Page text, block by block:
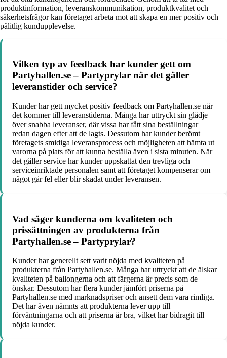
produktinformation, leveranskommunikation, produktkvalitet och
säkerhetsfrågor kan företaget arbeta mot att skapa en mer positiv och
pålitlig kundupplevelse.
Vilken typ av feedback har kunder gett om
Partyhallen.se – Partyprylar när det gäller
leveranstider och service?
Kunder har gett mycket positiv feedback om Partyhallen.se när
det kommer till leveranstiderna. Många har uttryckt sin glädje
över snabba leveranser, där vissa har fått sina beställningar
redan dagen efter att de lagts. Dessutom har kunder berömt
företagets smidiga leveransprocess och möjligheten att hämta ut
varorna på plats för att kunna beställa även i sista minuten. När
det gäller service har kunder uppskattat den trevliga och
serviceinriktade personalen samt att företaget kompenserar om
något går fel eller blir skadat under leveransen.
Vad säger kunderna om kvaliteten och
prissättningen av produkterna från
Partyhallen.se – Partyprylar?
Kunder har generellt sett varit nöjda med kvaliteten på
produkterna från Partyhallen.se. Många har uttryckt att de älskar
kvaliteten på ballongerna och att färgerna är precis som de
önskar. Dessutom har flera kunder jämfört priserna på
Partyhallen.se med marknadspriser och ansett dem vara rimliga.
Det har även nämnts att produkterna lever upp till
förväntningarna och att priserna är bra, vilket har bidragit till
nöjda kunder.